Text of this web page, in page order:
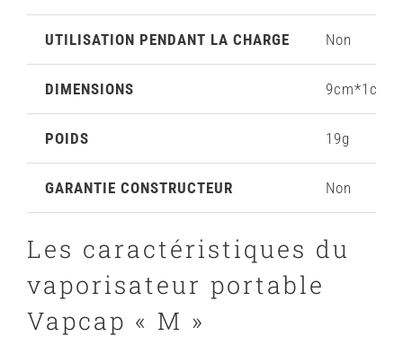
UTILISATION PENDANT LA CHARGE Non
DIMENSIONS 9cm*1cm
POIDS 19g
GARANTIE CONSTRUCTEUR Non
Les caractéristiques du
vaporisateur portable
Vapcap « M »